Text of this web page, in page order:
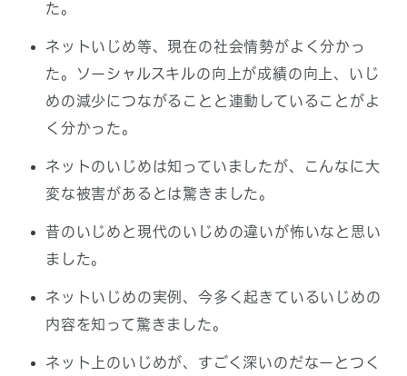
た。
ネットいじめ等、現在の社会情勢がよく分かっ
た。ソーシャルスキルの向上が成績の向上、いじ
めの減少につながることと連動していることがよ
く分かった。
ネットのいじめは知っていましたが、こんなに大
変な被害があるとは驚きました。
昔のいじめと現代のいじめの違いが怖いなと思い
ました。
ネットいじめの実例、今多く起きているいじめの
内容を知って驚きました。
ネット上のいじめが、すごく深いのだなーとつく